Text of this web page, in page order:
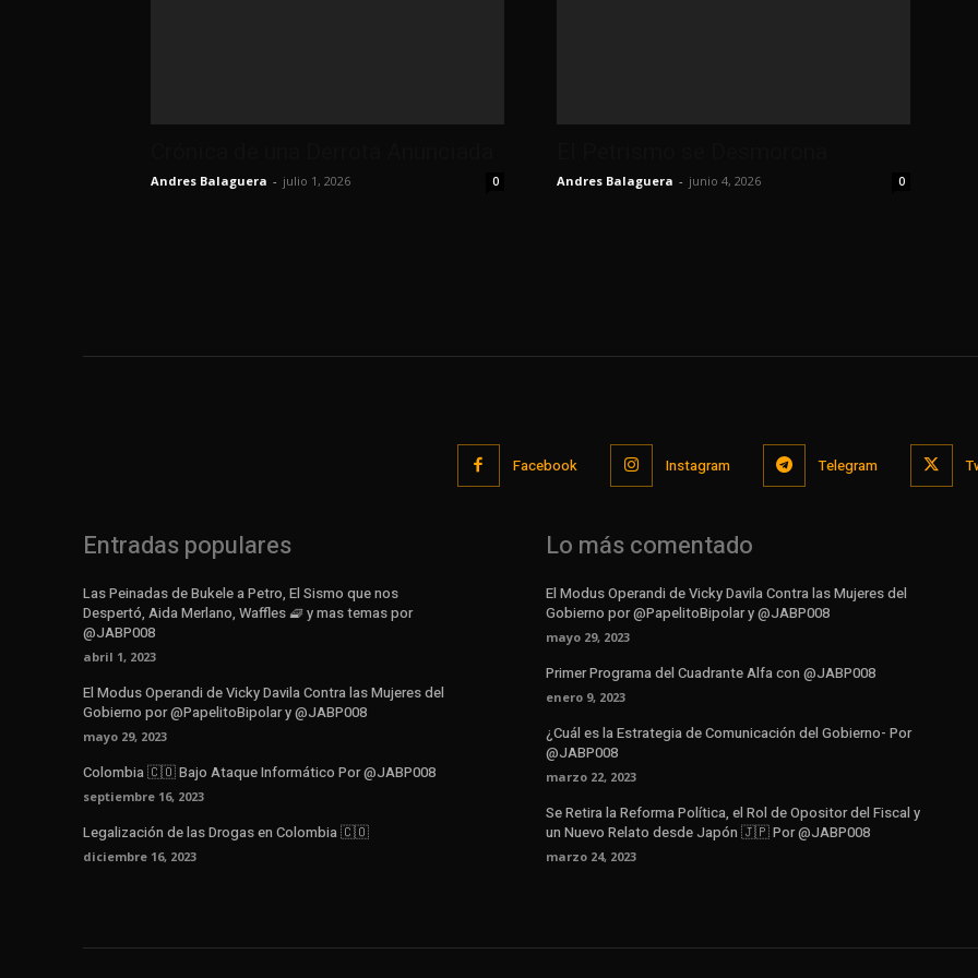
Andres Balaguera - julio 1, 2026 0 Andres Balaguera - junio 4, 2026 0
Facebook Instagram Telegram
Entradas populares
Las Peinadas de Bukele a Petro, El Sismo que nos
Despertó, Aida Merlano, Waffles 🧇 y mas temas por
@JABP008
abril 1, 2023
El Modus Operandi de Vicky Davila Contra las Mujeres del
Gobierno por @PapelitoBipolar y @JABP008
mayo 29, 2023
Colombia 🇨🇴 Bajo Ataque Informático Por @JABP008
septiembre 16, 2023
Legalización de las Drogas en Colombia 🇨🇴
diciembre 16, 2023
Lo más comentado
El Modus Operandi de Vicky Davila Contra las Mujeres del
Gobierno por @PapelitoBipolar y @JABP008
mayo 29, 2023
Primer Programa del Cuadrante Alfa con @JABP008
enero 9, 2023
¿Cuál es la Estrategia de Comunicación del Gobierno- Por
@JABP008
marzo 22, 2023
Se Retira la Reforma Política, el Rol de Opositor del Fiscal y
un Nuevo Relato desde Japón 🇯🇵 Por @JABP008
marzo 24, 2023